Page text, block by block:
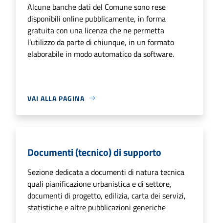
Alcune banche dati del Comune sono rese
disponibili online pubblicamente, in forma
gratuita con una licenza che ne permetta
l’utilizzo da parte di chiunque, in un formato
elaborabile in modo automatico da software.
VAI ALLA PAGINA
Documenti (tecnico) di supporto
Sezione dedicata a documenti di natura tecnica
quali pianificazione urbanistica e di settore,
documenti di progetto, edilizia, carta dei servizi,
statistiche e altre pubblicazioni generiche